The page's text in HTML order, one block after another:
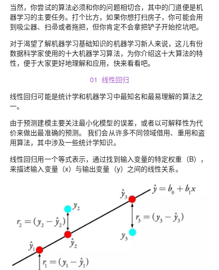
当然，你尝试的算法必须和你的问题相切合，其中的门道便是机
器学习的主要任务。打个比方，如果你想打扫房子，你可能会用
到吸尘器、扫帚或者拖把，但你肯定不会拿把铲子开始挖坑吧。
对于渴望了解机器学习基础知识的机器学习新人来说，这儿有份
数据科学家使用的十大机器学习算法， 为你介绍这十大算法的特
性，便于大家更好地理解和应用，快来看看吧。
01 线性回归
线性回归可能是统计学和机器学习中最知名和最易理解的算法之
一。
由于预测建模主要关注最小化模型的误差，或者以可解释性为代
价来做出最准确的预测。 我们会从许多不同领域借用、重用和盗
用算法，其中涉及一些统计学知识。
线性回归用一个等式表示，通过找到输入变量的特定权重（B），
来描述输入变量（x）与输出变量（y）之间的线性关系。